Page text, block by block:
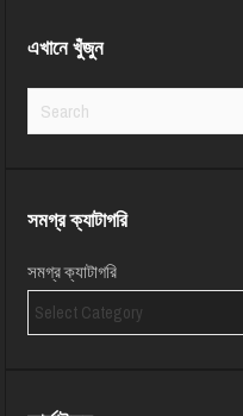
এখানে খুঁজুন
সমগ্র ক্যাটাগরি
সমগ্র ক্যাটাগরি